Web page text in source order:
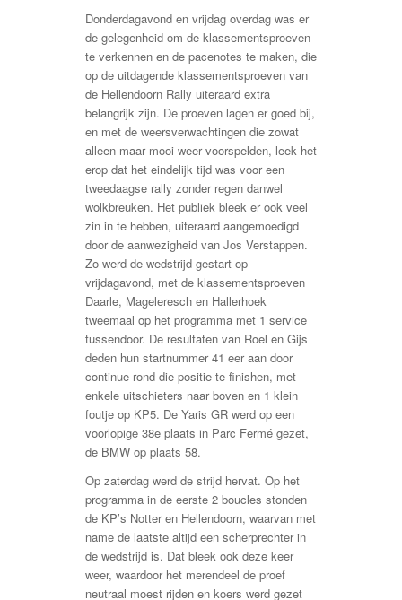
Donderdagavond en vrijdag overdag was er
de gelegenheid om de klassementsproeven
te verkennen en de pacenotes te maken, die
op de uitdagende klassementsproeven van
de Hellendoorn Rally uiteraard extra
belangrijk zijn. De proeven lagen er goed bij,
en met de weersverwachtingen die zowat
alleen maar mooi weer voorspelden, leek het
erop dat het eindelijk tijd was voor een
tweedaagse rally zonder regen danwel
wolkbreuken. Het publiek bleek er ook veel
zin in te hebben, uiteraard aangemoedigd
door de aanwezigheid van Jos Verstappen.
Zo werd de wedstrijd gestart op
vrijdagavond, met de klassementsproeven
Daarle, Mageleresch en Hallerhoek
tweemaal op het programma met 1 service
tussendoor. De resultaten van Roel en Gijs
deden hun startnummer 41 eer aan door
continue rond die positie te finishen, met
enkele uitschieters naar boven en 1 klein
foutje op KP5. De Yaris GR werd op een
voorlopige 38e plaats in Parc Fermé gezet,
de BMW op plaats 58.
Op zaterdag werd de strijd hervat. Op het
programma in de eerste 2 boucles stonden
de KP’s Notter en Hellendoorn, waarvan met
name de laatste altijd een scherprechter in
de wedstrijd is. Dat bleek ook deze keer
weer, waardoor het merendeel de proef
neutraal moest rijden en koers werd gezet